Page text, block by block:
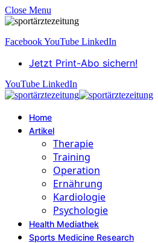
Close Menu
FacebookYouTube LinkedIn
Jetzt Print-Abo sichern!
YouTube LinkedIn
Home
Artikel
Therapie
Training
Operation
Ernährung
Kardiologie
Psychologie
Health Mediathek
Sports Medicine Research